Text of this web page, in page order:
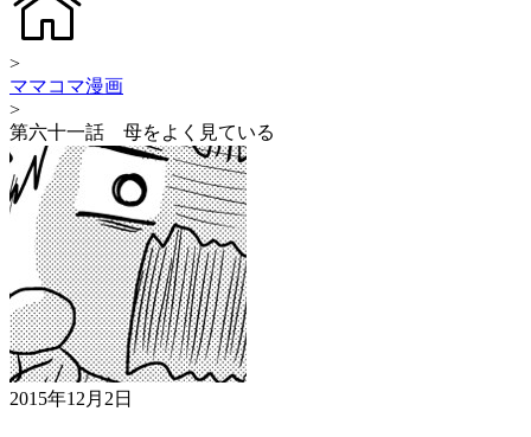
>
ママコマ漫画
>
第六十一話 母をよく見ている
2015年12月2日